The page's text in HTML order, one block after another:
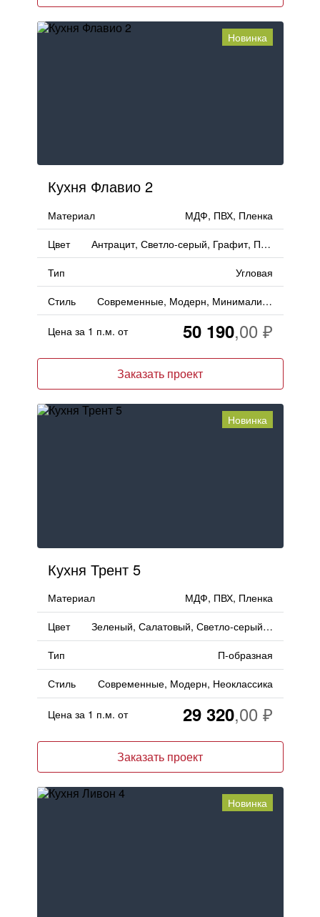
Новинка
Кухня Флавио 2
Материал
МДФ, ПВХ, Пленка
Цвет
Антрацит, Светло-серый, Графит, Под мрамор, Ваниль, Черный
Тип
Угловая
Стиль
Современные, Модерн, Минимализм
Цена за 1 п.м. от 50 190
Заказать проект
Новинка
Кухня Трент 5
Материал
МДФ, ПВХ, Пленка
Цвет
Зеленый, Салатовый, Светло-серый, Под мрамор, Серый, Ваниль
Тип
П-образная
Стиль
Современные, Модерн, Неоклассика
Цена за 1 п.м. от 29 320
Заказать проект
Новинка